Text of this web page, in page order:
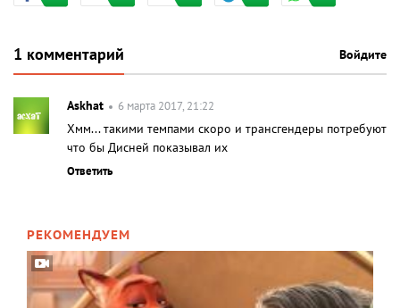
1 комментарий Войдите
Askhat 6 марта 2017, 21:22
Хмм... такими темпами скоро и трансгендеры потребуют
что бы Дисней показывал их
Ответить
РЕКОМЕНДУЕМ